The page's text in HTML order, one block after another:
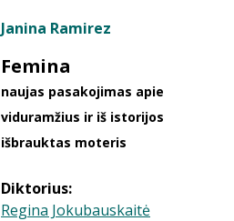
Janina Ramirez
Femina
naujas pasakojimas apie
viduramžius ir iš istorijos
išbrauktas moteris
Diktorius:
Regina Jokubauskaitė